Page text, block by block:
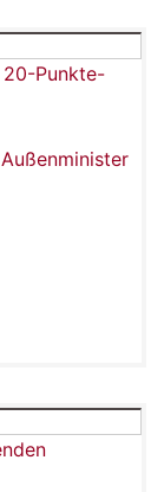
20-Punkte-